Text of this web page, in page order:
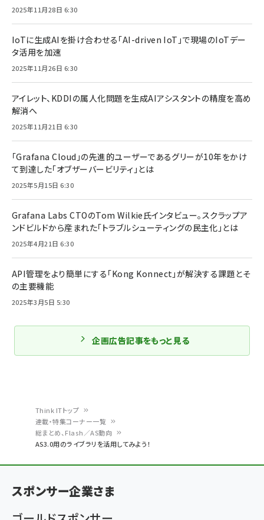
く
ず
Think ITトップ
連載・特集コーナー一覧
総まとめ、Flash／AS動向
AS3.0用のライブラリを活用してみよう！
2025年11月28日 6:30
IoTに生成AIを掛け合わせる「AI-driven IoT」で現場のIoTデー
タ活用を加速
2025年11月26日 6:30
アイレット、KDDIの属人化問題を生成AIアシスタントの精度を高め
解消へ
2025年11月21日 6:30
「Grafana Cloud」の先進的ユーザーであるグリーが10年をかけ
て到達した「オブザーバービリティ」とは
2025年5月15日 6:30
Grafana Labs CTOのTom Wilkie氏インタビュー。スクラップア
ンドビルドから産まれた「トラブルシューティングの民主化」とは
2025年4月21日 6:30
API管理をより簡単にする「Kong Konnect」が解決する課題とそ
の主要機能
2025年3月5日 5:30
企画広告記事をもっと見る
スポンサー企業さま